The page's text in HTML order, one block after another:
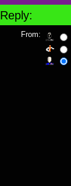
Reply:
From: